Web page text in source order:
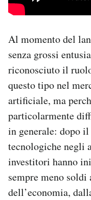
Al momento del
senza grossi
riconosciuto il
questo tipo nel
artificiale, ma
particolarmente
in generale: dopo il
tecnologiche negli
investitori hanno
sempre meno soldi
dell’economia,